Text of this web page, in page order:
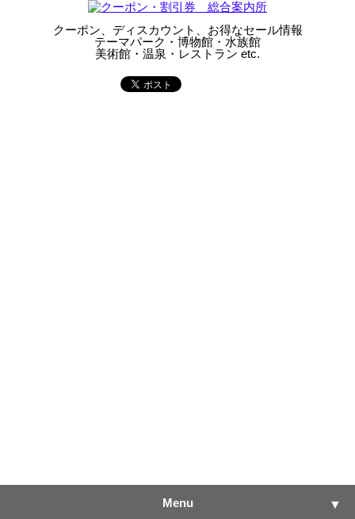
クーポン、ディスカウント、お得なセール情報
テーマパーク・博物館・水族館
美術館・温泉・レストラン etc.
Menu ▼